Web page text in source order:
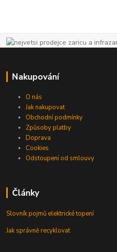
Nakupování
O nás
Jak nakupovat
Obchodní podmínky
Způsoby platby
Doprava
Cookies
Odstoupení od smlouvy
Články
Slovník pojmů elektrické topení
Jak správně recyklovat